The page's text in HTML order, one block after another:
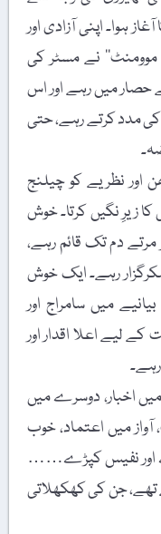
ہوا۔ اپنی آزادی اور
نے مسٹر کی
حصار میں رہے اور اس
کی مدد کرتے رہے، حتی
اور نظریے کو چیلنج
زیرِ نگیں کرتا۔ خوش
مرتے دم تک قائم رہے،
رہے۔ ایک خوش
میں سامراج اور
کے لیے اعلا اقدار اور
اخبار، دوسرے میں
میں اعتماد، خوب
اور نفیس کپڑے……
تھے، جن کی کھکھلاتی